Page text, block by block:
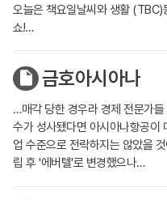
오늘은 책요일날씨와 생활 (TBC)
쇼!…
금호아시아나
…매각 당한 경우라 경제 전문가
수가 성사됐다면 아시아나항공이
업 수준으로 전락하지는 않았을
립 후 '에버텔'로 변경했으나…